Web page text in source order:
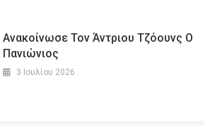
Ανακοίνωσε Τον Άντριου Τζόουνς Ο
Πανιώνιος
3 Ιουλίου 2026